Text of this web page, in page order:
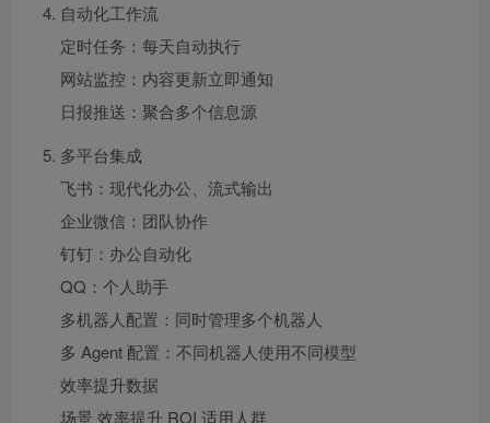
自动化工作流
定时任务：每天自动执行
网站监控：内容更新立即通知
日报推送：聚合多个信息源
多平台集成
飞书：现代化办公、流式输出
企业微信：团队协作
钉钉：办公自动化
QQ：个人助手
多机器人配置：同时管理多个机器人
多 Agent 配置：不同机器人使用不同模型
效率提升数据
场景 效率提升 ROI 适用人群